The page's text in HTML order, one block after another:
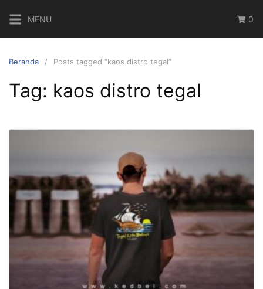
ke
konten
MENU 0
Beranda Posts tagged “kaos distro tegal”
Tag: kaos distro tegal